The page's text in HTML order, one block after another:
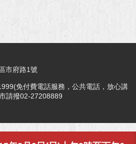
市府路1號
免付費電話服務，公共電話，放心講
請撥02-27208889